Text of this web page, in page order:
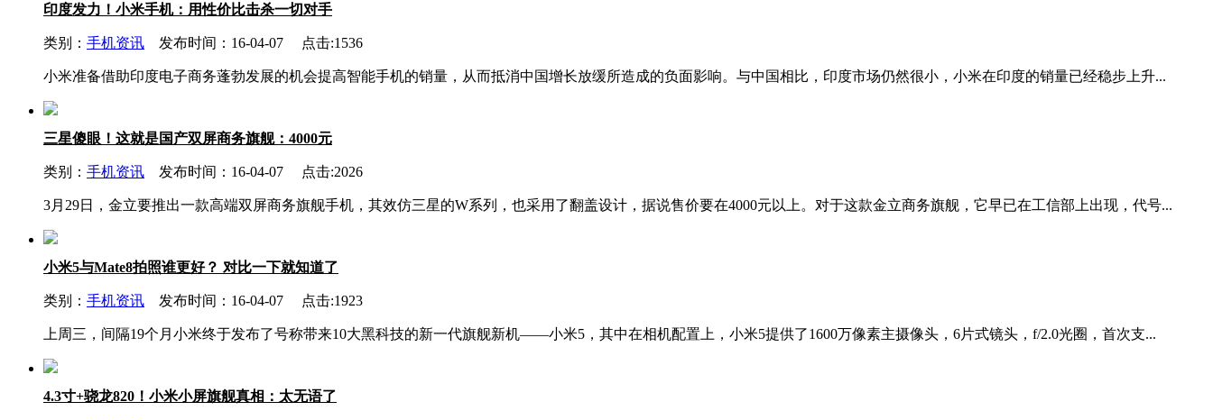
印度发力！小米手机：用性价比击杀一切对手
类别： 手机资讯 发布时间：16-04-07 点击:1536
小米准备借助印度电子商务蓬勃发展的机会提高智能手机的销量，从而抵消中国增长放缓所造成的负面影响。与中国相比，印度市场仍然很小，小米在印度的销量已经稳步上升...
三星傻眼！这就是国产双屏商务旗舰：4000元
类别： 手机资讯 发布时间：16-04-07 点击:2026
3月29日，金立要推出一款高端双屏商务旗舰手机，其效仿三星的W系列，也采用了翻盖设计，据说售价要在4000元以上。对于这款金立商务旗舰，它早已在工信部上出现，代号...
小米5与Mate8拍照谁更好？ 对比一下就知道了
类别： 手机资讯 发布时间：16-04-07 点击:1923
上周三，间隔19个月小米终于发布了号称带来10大黑科技的新一代旗舰新机——小米5，其中在相机配置上，小米5提供了1600万像素主摄像头，6片式镜头，f/2.0光圈，首次支...
4.3寸+骁龙820！小米小屏旗舰真相：太无语了